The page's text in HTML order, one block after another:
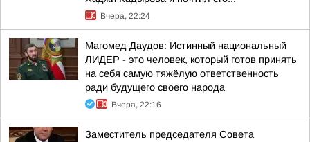
Вчера, 22:24
Магомед Даудов: Истинный национальный
ЛИДЕР - это человек, который готов принять
на себя самую тяжёлую ответственность
ради будущего своего народа
Вчера, 22:16
Заместитель председателя Совета